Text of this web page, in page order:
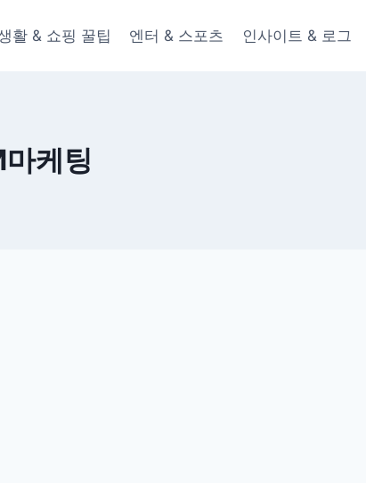
활 & 쇼핑 꿀팁 엔터 & 스포츠 인사이트 & 로그
케팅